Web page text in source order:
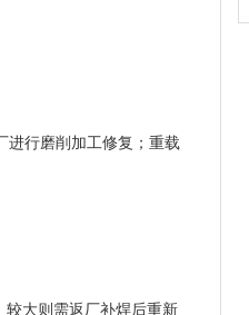
进行磨削加工修复；重载
较大则需返厂补焊后重新